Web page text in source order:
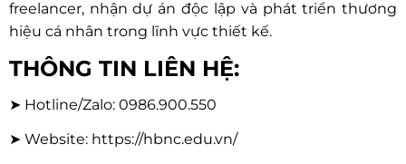
freelancer, nhận dự án độc lập và phát triển thương
hiệu cá nhân trong lĩnh vực thiết kế.
THÔNG TIN LIÊN HỆ:
➤ Hotline/Zalo: 0986.900.550
➤ Website: https://hbnc.edu.vn/